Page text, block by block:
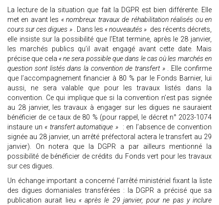
La lecture de la situation que fait la DGPR est bien différente. Elle
met en avant les « nombreux travaux de réhabilitation réalisés ou en
cours sur ces digues » . Dans les « nouveautés » des récents décrets,
elle insiste sur la possibilité que l’Etat termine, après le 28 janvier,
les marchés publics qu’il avait engagé avant cette date. Mais
précise que cela « ne sera possible que dans le cas où les marchés en
question sont listés dans la convention de transfert » . Elle confirme
que l’accompagnement financier à 80 % par le Fonds Barnier, lui
aussi, ne sera valable que pour les travaux listés dans la
convention. Ce qui implique que si la convention n’est pas signée
au 28 janvier, les travaux à engager sur les digues ne sauraient
bénéficier de ce taux de 80 % (pour rappel, le décret n° 2023-1074
instaure un « transfert automatique »
: en l’absence de convention
signée au 28 janvier, un arrêté préfectoral actera le transfert au 29
janvier). On notera que la DGPR a par ailleurs mentionné la
possibilité de bénéficier de crédits du Fonds vert pour les travaux
sur ces digues.
Un échange important a concerné l’arrêté ministériel fixant la liste
des digues domaniales transférées : la DGPR a précisé que sa
publication aurait lieu « après le 29 janvier, pour ne pas y inclure